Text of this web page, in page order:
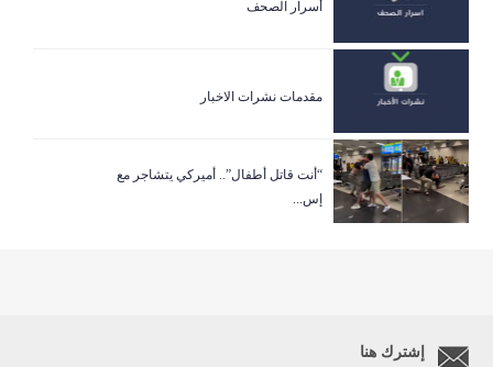
أسرار الصحف
مقدمات نشرات الاخبار
“أنت قاتل أطفال”.. أميركي يتشاجر مع
إس...
إشترك هنا